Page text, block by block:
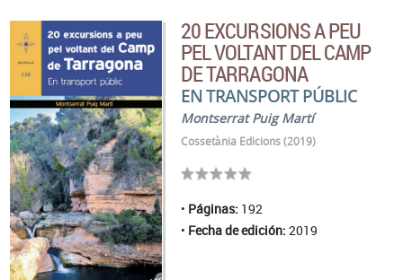
20 EXCURSIONS A PEU
PEL VOLTANT DEL CAMP
DE TARRAGONA
EN TRANSPORT PÚBLIC
Montserrat Puig Martí
Cossetània Edicions (2019)
Páginas: 192
Fecha de edición: 2019